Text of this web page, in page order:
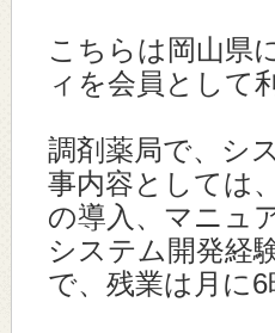
こちらは岡山県
ィを会員として
調剤薬局で、シ
事内容としては
の導入、マニュ
システム開発経
で、残業は月に6